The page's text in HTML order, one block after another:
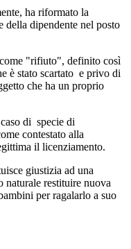
ha riformato la
della dipendente nel posto
"rifiuto", definito così
è stato scartato e privo di
che ha un proprio
di specie di
contestato alla
il licenziamento.
giustizia ad una
naturale restituire nuova
per ragalarlo a suo